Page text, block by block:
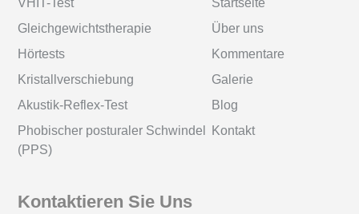
VHIT-Test
Gleichgewichtstherapie
Hörtests
Kristallverschiebung
Akustik-Reflex-Test
Phobischer posturaler Schwindel
(PPS)
Startseite
Über uns
Kommentare
Galerie
Blog
Kontakt
Kontaktieren Sie Uns